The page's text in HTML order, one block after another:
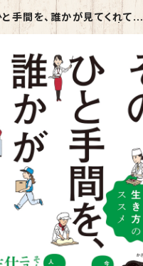
手間を、誰かが見てくれてい
職人的生き方のススメ～ | kaz